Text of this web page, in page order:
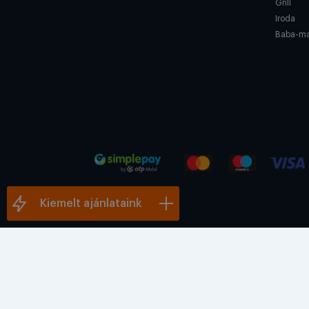
Grill
Iroda
Baba-
Kiemelt ajánlataink